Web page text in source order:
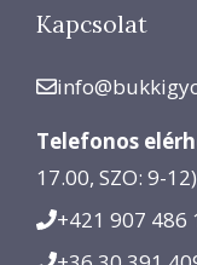
Kapcsolat
Telefonos
17.00, SZO: 9-12)
+421 907 486